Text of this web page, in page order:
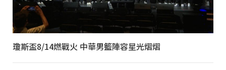
瓊斯盃8/14燃戰火 中華男籃陣容星光熠熠